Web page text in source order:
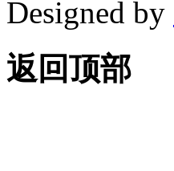
Designed by
返回顶部